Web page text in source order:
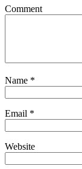
Comment
Name *
Email *
Website